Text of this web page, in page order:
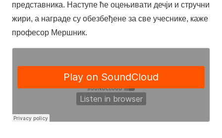
представника. Наступе ће оцењивати дечји и стручни
жири, а награде су обезбеђене за све учеснике, каже
професор Мершник.